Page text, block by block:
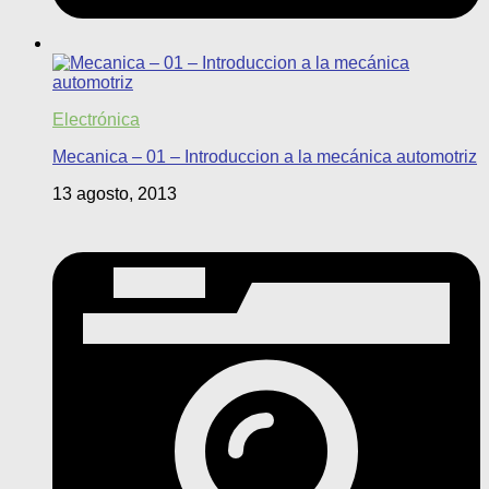
Electrónica
Mecanica – 01 – Introduccion a la mecánica automotriz
13 agosto, 2013